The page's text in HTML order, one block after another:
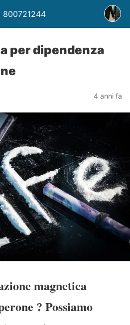
800721244
per dipendenza
4 anni fa
magnetica
? Possiamo